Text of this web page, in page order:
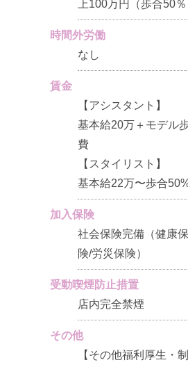
上100万円（歩合50％
時間外労働
なし
賃金
【アシスタント】
基本給20万＋モデル
費
【スタイリスト】
基本給22万〜歩合
加入保険
社会保険完備（健康
険/労災保険）
受動喫煙防止措置
店内完全禁煙
その他
【その他福利厚生・制